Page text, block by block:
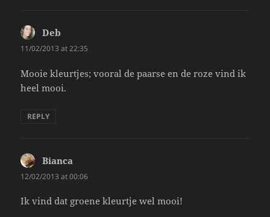
Deb
11/02/2013 at 22:35
Mooie kleurtjes; vooral de paarse en de roze vind ik
heel mooi.
REPLY
Bianca
12/02/2013 at 00:06
Ik vind dat groene kleurtje wel mooi!